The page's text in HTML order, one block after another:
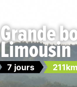
Grande
Limousin
7 jours 211km